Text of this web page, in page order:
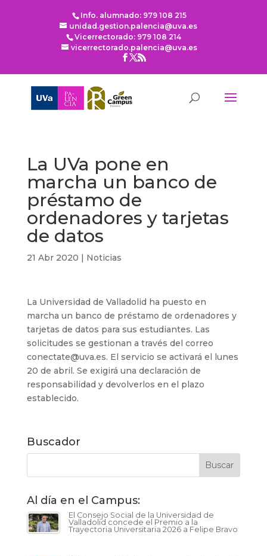
Info. alumnado: 979 108 215
unidad.gestion.palencia@uva.es
Vicerrectorado: 979 108 214
vicerrectorado.palencia@uva.es
La UVa pone en
marcha un banco de
préstamo de
ordenadores y tarjetas
de datos
21 Abr 2020 | Noticias
La Universidad de Valladolid ha puesto en
marcha un banco de préstamo de ordenadores y
tarjetas de datos para sus estudiantes. Las
solicitudes se gestionan a través del correo
conectate@uva.es. El servicio se activará el lunes
20 de abril. Se exigirá una declaración de
responsabilidad y devolverlos en el plazo
establecido.
Buscador
Al día en el Campus:
El Consejo Social de la Universidad de
Valladolid concede el Premio a la
Trayectoria Universitaria 2026 a Felipe Bravo